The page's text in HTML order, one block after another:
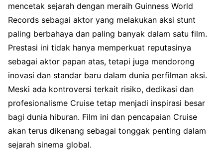
mencetak sejarah dengan meraih Guinness World
Records sebagai aktor yang melakukan aksi stunt
paling berbahaya dan paling banyak dalam satu film.
Prestasi ini tidak hanya memperkuat reputasinya
sebagai aktor papan atas, tetapi juga mendorong
inovasi dan standar baru dalam dunia perfilman aksi.
Meski ada kontroversi terkait risiko, dedikasi dan
profesionalisme Cruise tetap menjadi inspirasi besar
bagi dunia hiburan. Film ini dan pencapaian Cruise
akan terus dikenang sebagai tonggak penting dalam
sejarah sinema global.